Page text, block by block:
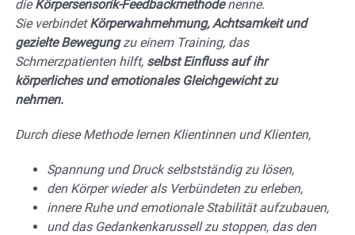
dieKörpersensorik-Feedbackmethodenenne.
Sie verbindetKörperwahrnehmung, Achtsamkeit und
gezielte Bewegungzu einem Training, das
Schmerzpatienten hilft, selbst Einfluss auf ihr
körperliches und emotionales Gleichgewicht zu
nehmen.
Durch diese Methode lernen Klientinnen und Klienten,
Spannung und Druck selbstständig zu lösen,
den Körper wieder als Verbündeten zu erleben,
innere Ruhe und emotionale Stabilität aufzubauen,
und das Gedankenkarussell zu stoppen, das den